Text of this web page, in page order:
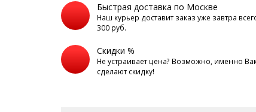
Быстрая доставка по Москве
Наш курьер доставит заказ уже завтра
300 руб.
Скидки %
Не устраивает цена? Возможно, именно
сделают скидку!